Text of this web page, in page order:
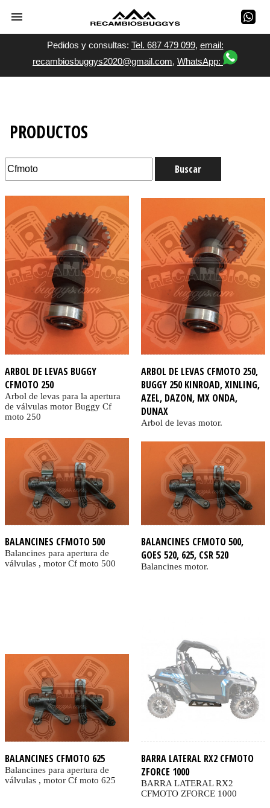
Pedidos y consultas: Tel. 687 479 099, email:
recambiosbuggys2020@gmail.com, WhatsApp:
PRODUCTOS
ARBOL DE LEVAS BUGGY
CFMOTO 250
Arbol de levas para la apertura
de válvulas motor Buggy Cf
moto 250
ARBOL DE LEVAS CFMOTO 250,
BUGGY 250 KINROAD, XINLING,
AZEL, DAZON, MX ONDA,
DUNAX
Arbol de levas motor.
BALANCINES CFMOTO 500
Balancines para apertura de
válvulas , motor Cf moto 500
BALANCINES CFMOTO 500,
GOES 520, 625, CSR 520
Balancines motor.
BALANCINES CFMOTO 625
Balancines para apertura de
válvulas , motor Cf moto 625
BARRA LATERAL RX2 CFMOTO
ZFORCE 1000
BARRA LATERAL RX2
CFMOTO ZFORCE 1000